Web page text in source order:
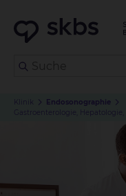
Klinik
Endosonographie
Gastroenterologie,